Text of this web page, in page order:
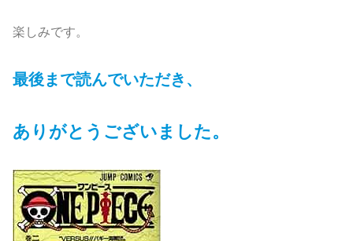
楽しみです。
最後まで読んでいただき、
ありがとうございました。